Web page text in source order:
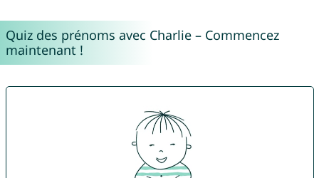
Quiz des prénoms avec Charlie – Commencez
maintenant !